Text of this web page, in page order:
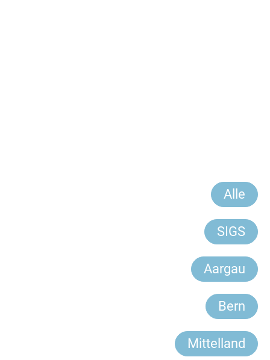
Alle
SIGS
Aargau
Bern
Mittelland